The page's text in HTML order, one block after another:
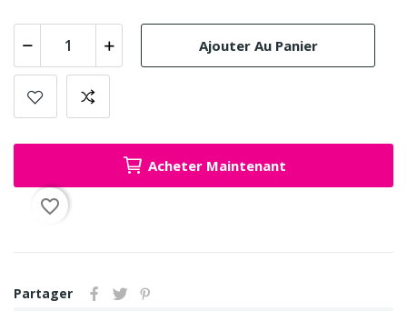
Ajouter Au Panier
Acheter Maintenant
favorite_border
Partager